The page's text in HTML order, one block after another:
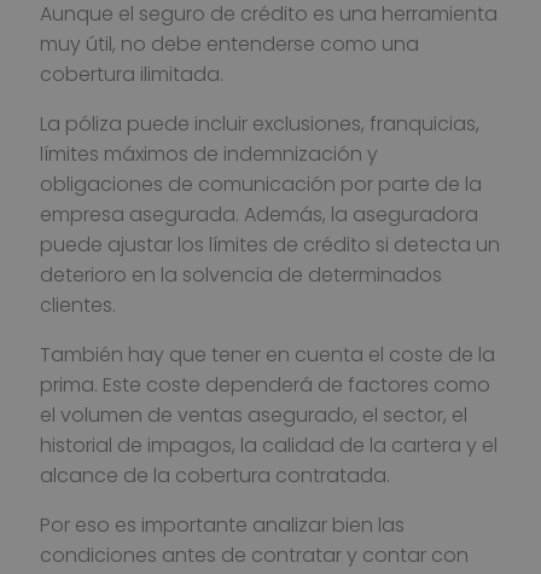
Aunque el seguro de crédito es una herramienta
muy útil, no debe entenderse como una
cobertura ilimitada.
La póliza puede incluir exclusiones, franquicias,
límites máximos de indemnización y
obligaciones de comunicación por parte de la
empresa asegurada. Además, la aseguradora
puede ajustar los límites de crédito si detecta un
deterioro en la solvencia de determinados
clientes.
También hay que tener en cuenta el coste de la
prima. Este coste dependerá de factores como
el volumen de ventas asegurado, el sector, el
historial de impagos, la calidad de la cartera y el
alcance de la cobertura contratada.
Por eso es importante analizar bien las
condiciones antes de contratar y contar con